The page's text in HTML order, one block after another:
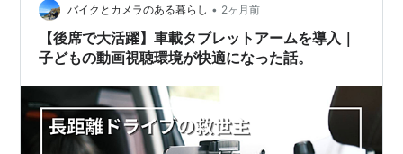
った。 円…
バイクとカメラのある暮らし • 2ヶ月前
【後席で大活躍】車載タブレットアームを導入｜
子どもの動画視聴環境が快適になった話。